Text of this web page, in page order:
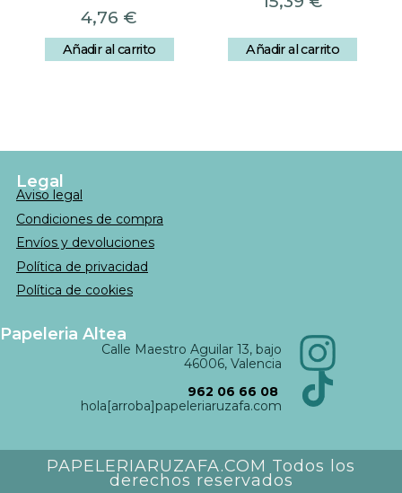
4,76 €
Añadir al carrito Añadir al carrito
Legal
Aviso legal
Condiciones de compra
Envíos y devoluciones
Política de privacidad
Política de cookies
Papeleria Altea
Calle Maestro Aguilar 13, bajo
46006, Valencia
962 06 66 08
hola[arroba]papeleriaruzafa.com
PAPELERIARUZAFA.COM Todos los
derechos reservados